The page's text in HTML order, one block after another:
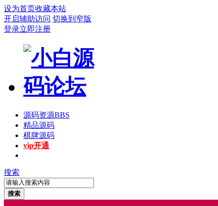
设为首页收藏本站
开启辅助访问 切换到窄版
登录立即注册
源码资源BBS
精品源码
棋牌源码
vip开通
搜索
搜索